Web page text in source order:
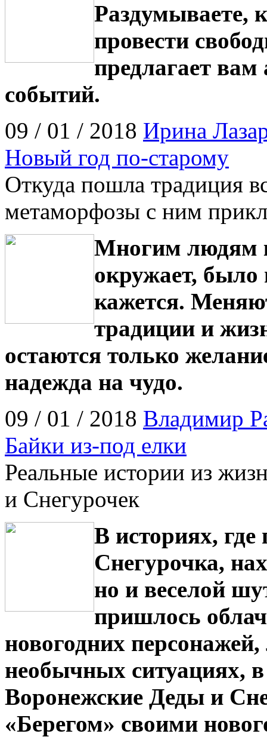
Раздумываете,
провести
предлагает
событий.
09 / 01 / 2018 Ирина
Новый год по-старому
Откуда пошла традиция
метаморфозы с ним
Многим людям
окружает, было
кажется.
традиции и
остаются только
надежда на чудо.
09 / 01 / 2018 Владимир
Байки из-под елки
Реальные истории из
и Снегурочек
В историях, где
Снегурочка,
но и веселой
пришлось
новогодних
необычных ситуациях,
Воронежские Деды и
«Берегом» своими